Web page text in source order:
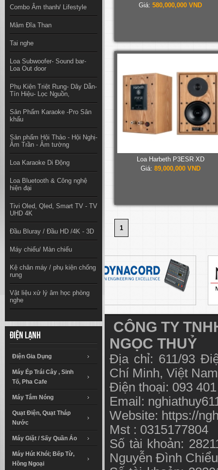
Combo Âm thanh/ Lifestyle
Mâm Đĩa Than
Tai nghe
Loa Subwoofer- Sound bar-
Loa Out door
Phụ Kiện Triệt Rung- Dây Dẫn-
Tín Hiệu- Lọc Nguồn,
Sản Phẩm Karaoke -Pro Sân
khấu
Sản phẩm Hội Thảo - Hội Nghị-
Âm Trần - Âm tường
Loa Karaoke Di Động
Loa Bluetooth & Công nghệ
hiện đại
Tivi Oled, Qled, Smart TV - TV
UHD 4K
Đầu Bluray / Đầu HD /4K - 3D
Máy chiếu/ Màn chiếu
Kệ chân máy / phụ kiện chống
rung
Vật liệu xử lý âm học phòng
nghe
Điện lạnh
Điện Gia Dụng
Máy Ép Trái Cây , Sinh
Tố, Pha Cafe
Máy Tắm Nóng
Quạt Điện, Quạt Tháp
Nước
Máy Giặt / Sấy Quần Áo
Máy Hút Khói; Bếp Từ,
Hồng Ngoại
Giá: 580,000,000 VND
Loa Harbeth P3ESR XD
Giá: 89,000,000 VND
1
CÔNG TY
NGỌC THUỶ
Địa chỉ: 611/93
Chí Minh, Việt
Điện thoại: 093
Email:
Website: https://
Mst : 0315177804
Số tài khoản:
Nguyễn Đình